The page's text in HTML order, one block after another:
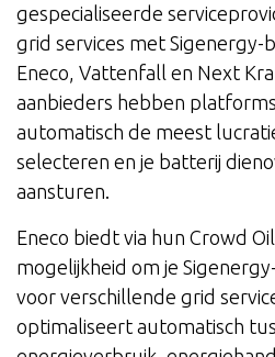
gespecialiseerde
grid services met
Eneco, Vattenfall en Next
aanbieders hebben
automatisch de meest
selecteren en je batterij
aansturen.
Eneco biedt via hun Crowd
mogelijkheid om je
voor verschillende grid
optimaliseert automatisch